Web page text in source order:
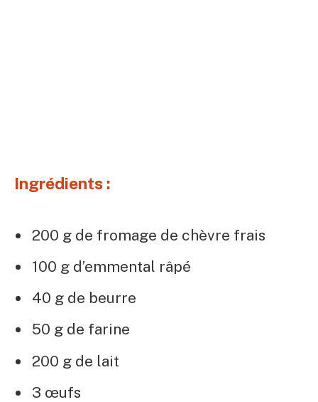
Ingrédients :
200 g de fromage de chèvre frais
100 g d’emmental râpé
40 g de beurre
50 g de farine
200 g de lait
3 œufs